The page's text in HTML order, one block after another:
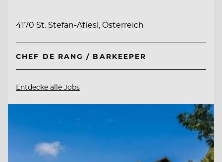
4170 St. Stefan-Afiesl, Österreich
CHEF DE RANG / BARKEEPER
Entdecke alle Jobs